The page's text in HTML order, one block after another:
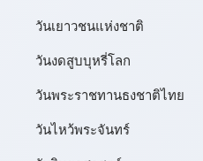
วันเยาวชนแห่งชาติ
วันงดสูบบุหรี่โลก
วันพระราชทานธงชาติไทย
วันไหว้พระจันทร์​